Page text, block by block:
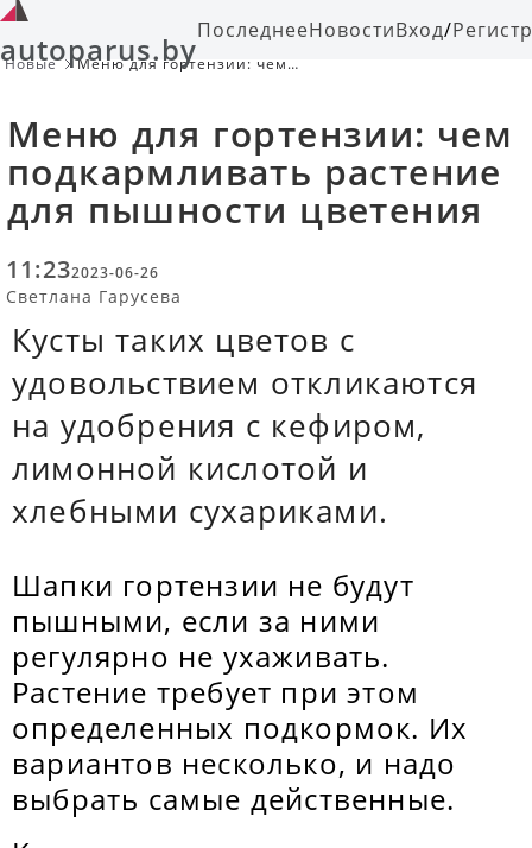
autoparus.byПоследнееНовостиВход/
Новые
Меню для гортензии: чем
Меню для гортензии: чем
подкармливать растение
для пышности цветения
11:232023-06-26
Светлана Гарусева
Кусты таких цветов с
удовольствием откликаются
на удобрения с кефиром,
лимонной кислотой и
хлебными сухариками.
Шапки гортензии не будут
пышными, если за ними
регулярно не ухаживать.
Растение требует при этом
определенных подкормок. Их
вариантов несколько, и надо
выбрать самые действенные.